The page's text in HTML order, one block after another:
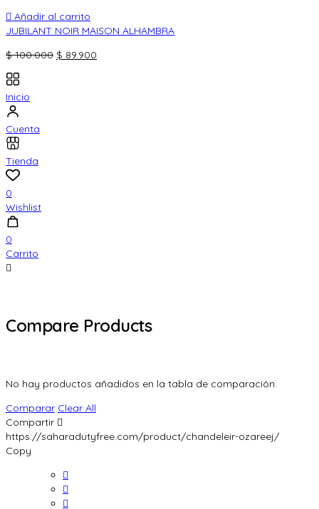
Añadir al carrito
JUBILANT NOIR MAISON ALHAMBRA
$100.000 El
$ 89.900
Inicio
Cuenta
Tienda
0
Wishlist
0
Carrito
Compare Products
No hay productos añadidos en la tabla de comparación.
Comparar Clear All
Compartir
https://saharadutyfree.com/product/chandeleir-ozareej/
Copy